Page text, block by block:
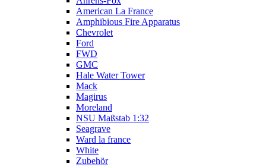
American La France
Amphibious Fire Apparatus
Chevrolet
Ford
FWD
GMC
Hale Water Tower
Mack
Magirus
Moreland
NSU Maßstab 1:32
Seagrave
Ward la france
White
Zubehör